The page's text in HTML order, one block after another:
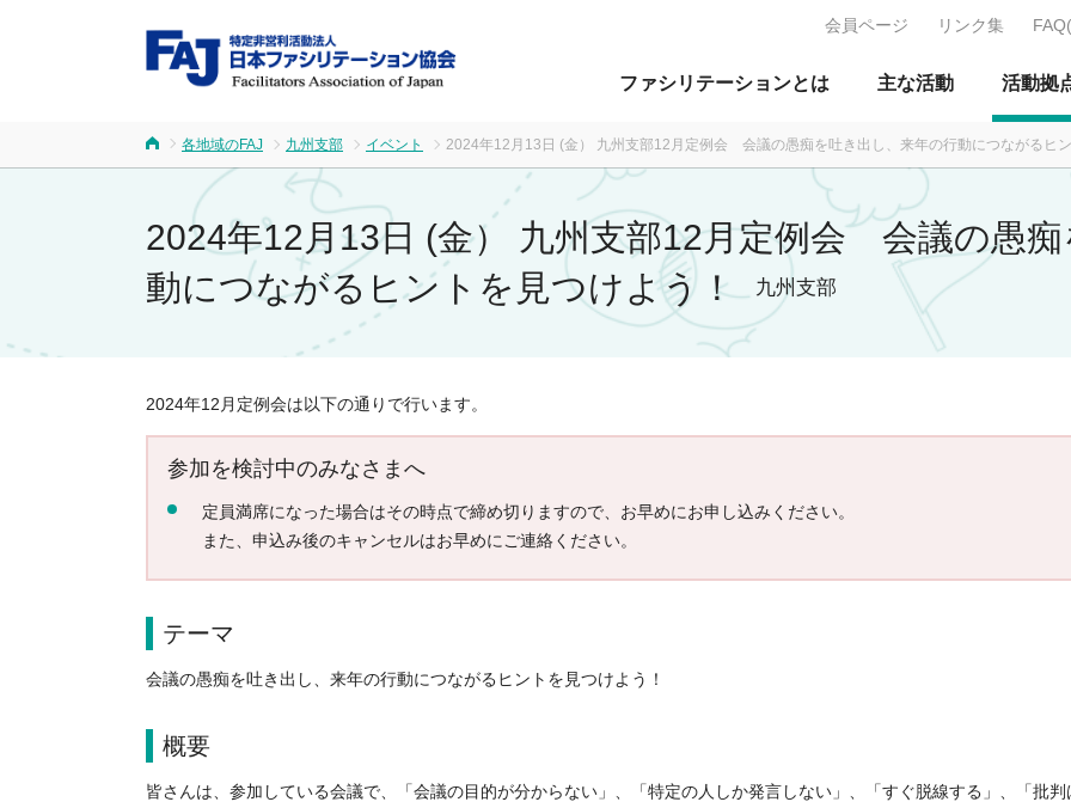
FAJ：特定非営利活動法人 日本ファ
ファシリテーションとは 主な活動 活動拠
会員ページ リンク集
各地域のFAJ 九州支部 イベント 2024年12月13日 (金） 九州支部12月定例会 会議の愚痴を吐き出し、来年の行動につながるヒン
2024年12月13日 (金） 九州支部12月定例会 会議の愚
動につながるヒントを見つけよう！
九州支部
2024年12月定例会は以下の通りで行います。
参加を検討中のみなさまへ
定員満席になった場合はその時点で締め切りますので、お早めにお申し込みください。
また、申込み後のキャンセルはお早めにご連絡ください。
テーマ
会議の愚痴を吐き出し、来年の行動につながるヒントを見つけよう！
概要
皆さんは、参加している会議で、「会議の目的が分からない」、「特定の人しか発言しない」、「すぐ脱線する」、「批判